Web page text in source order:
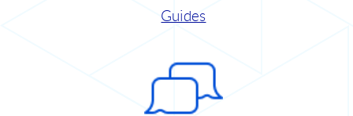
Guides